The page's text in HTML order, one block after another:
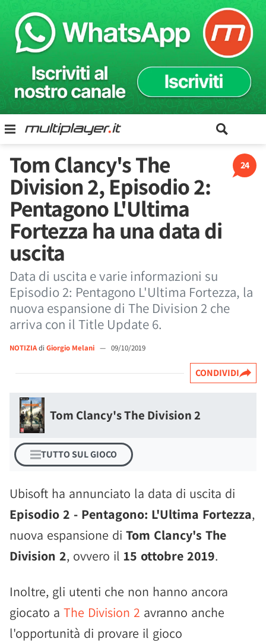
24
Tom Clancy's The
Division 2, Episodio 2:
Pentagono L'Ultima
Fortezza ha una data di
uscita
Data di uscita e varie informazioni su
Episodio 2: Pentagono L'Ultima Fortezza, la
nuova espansione di The Division 2 che
arriva con il Title Update 6.
NOTIZIAdi Giorgio Melani — 09/10/2019
CONDIVIDI
Tom Clancy's The Division 2
TUTTO SUL GIOCO
Ubisoft ha annunciato la data di uscita di
Episodio 2 - Pentagono: L'Ultima Fortezza,
nuova espansione di Tom Clancy's The
Division 2, ovvero il 15 ottobre 2019.
Inoltre, gli utenti che non hanno ancora
giocato a The Division 2 avranno anche
l'opportunità di provare il gioco